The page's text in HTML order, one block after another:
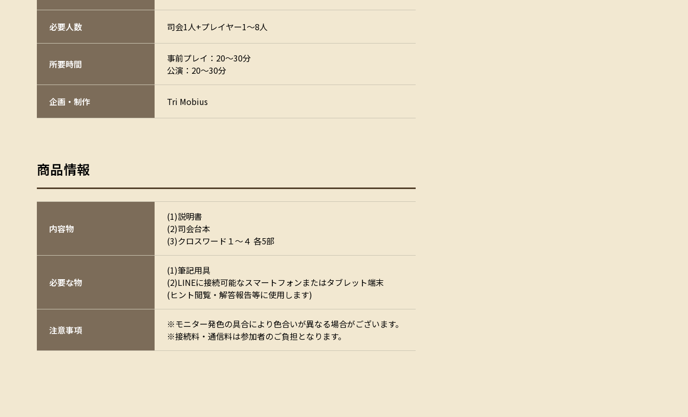
必要人数 司会1人+プレイヤー1～8人
所要時間
事前プレイ：20～30分
公演：20～30分
企画・制作 Tri Mobius
商品情報
内容物
(1)説明書
(2)司会台本
(3)クロスワード１～４ 各5部
必要な物
(1)筆記用具
(2)LINEに接続可能なスマートフォンまたはタブレット端末
(ヒント閲覧・解答報告等に使用します)
注意事項
※モニター発色の具合により色合いが異なる場合がございます。
※接続料・通信料は参加者のご負担となります。